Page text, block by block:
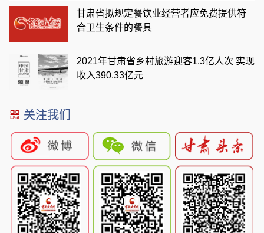
甘肃省拟规定餐饮业经营者应免费提供符
合卫生条件的餐具
2021年甘肃省乡村旅游迎客1.3亿人次 实现
收入390.33亿元
关注我们